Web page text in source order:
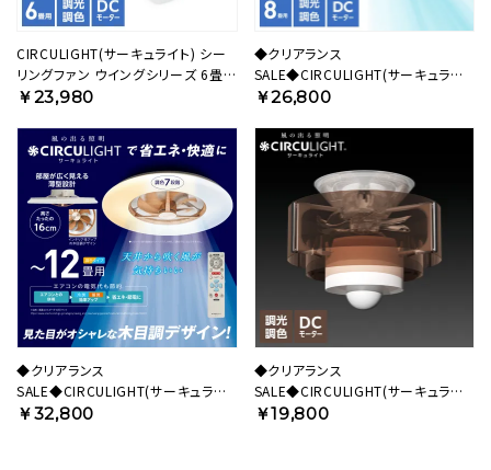
CIRCULIGHT(サーキュライト) シー
リングファン ウイングシリーズ 6畳タ
イプ DCC-G06CM【SH】
￥23,980
◆クリアランス
SALE◆CIRCULIGHT(サーキュライ
ト) EZシリーズ スイングモデル 8畳
SW08EL【SH】
￥26,800
◆クリアランス
SALE◆CIRCULIGHT(サーキュライ
ト) シーリングシリーズ 12畳タイプ
￥32,800
◆クリアランス
SALE◆CIRCULIGHT(サーキュライ
ト) HELIX(ヘリックス) DCC-B25LE
￥19,800